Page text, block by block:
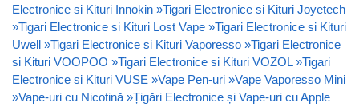
Electronice si Kituri Innokin »Tigari Electronice si Kituri Joyetech
»Tigari Electronice si Kituri Lost Vape »Tigari Electronice si Kituri
Uwell »Tigari Electronice si Kituri Vaporesso »Tigari Electronice
si Kituri VOOPOO »Tigari Electronice si Kituri VOZOL »Tigari
Electronice si Kituri VUSE »Vape Pen-uri »Vape Vaporesso Mini
»Vape-uri cu Nicotină »Țigări Electronice și Vape-uri cu Apple